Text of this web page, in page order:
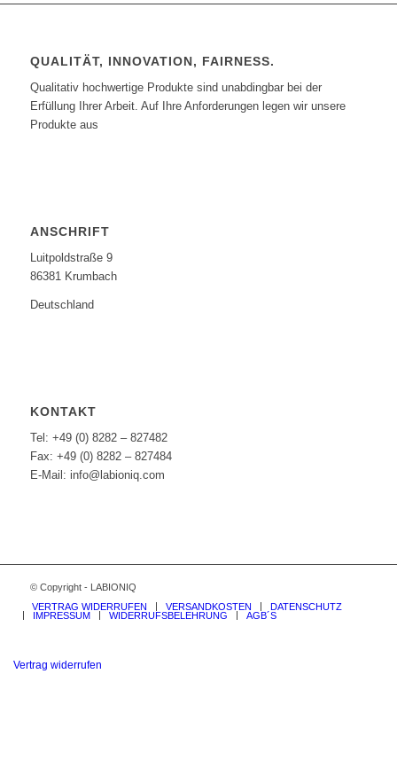
QUALITÄT, INNOVATION, FAIRNESS.
Qualitativ hochwertige Produkte sind unabdingbar bei der
Erfüllung Ihrer Arbeit. Auf Ihre Anforderungen legen wir unsere
Produkte aus
ANSCHRIFT
Luitpoldstraße 9
86381 Krumbach
Deutschland
KONTAKT
Tel: +49 (0) 8282 – 827482
Fax: +49 (0) 8282 – 827484
E-Mail: info@labioniq.com
© Copyright - LABIONIQ
VERTRAG WIDERRUFEN
VERSANDKOSTEN
DATENSCHUTZ
IMPRESSUM
WIDERRUFSBELEHRUNG AGB´S
Vertrag widerrufen